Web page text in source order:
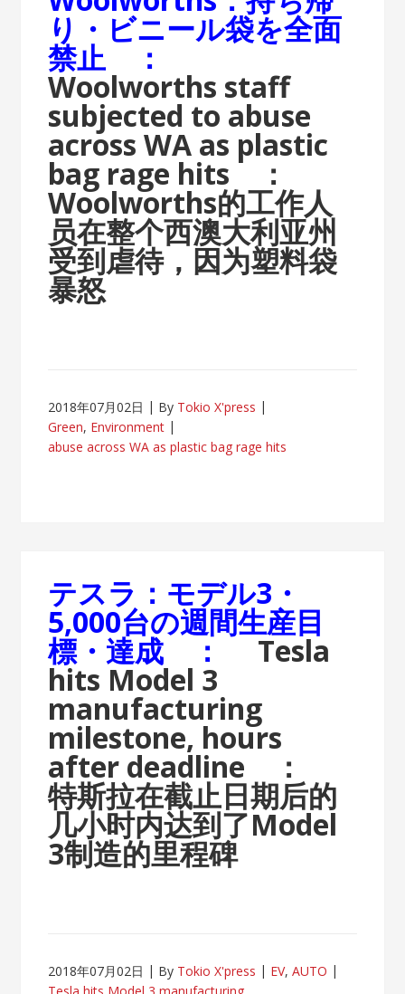
り・ビニール袋を全面
禁止 ：
Woolworths staff
subjected to abuse
across WA as plastic
bag rage hits ：
Woolworths的工作人
员在整个西澳大利亚州
受到虐待，因为塑料袋
暴怒
2018年07月02日 By Tokio X'press
Green, Environment
abuse across WA as plastic bag rage hits
テスラ：モデル3・
5,000台の週間生産目
標・達成 ： Tesla
hits Model 3
manufacturing
milestone, hours
after deadline ：
特斯拉在截止日期后的
几小时内达到了Model
3制造的里程碑
2018年07月02日 By Tokio X'press EV,AUTO